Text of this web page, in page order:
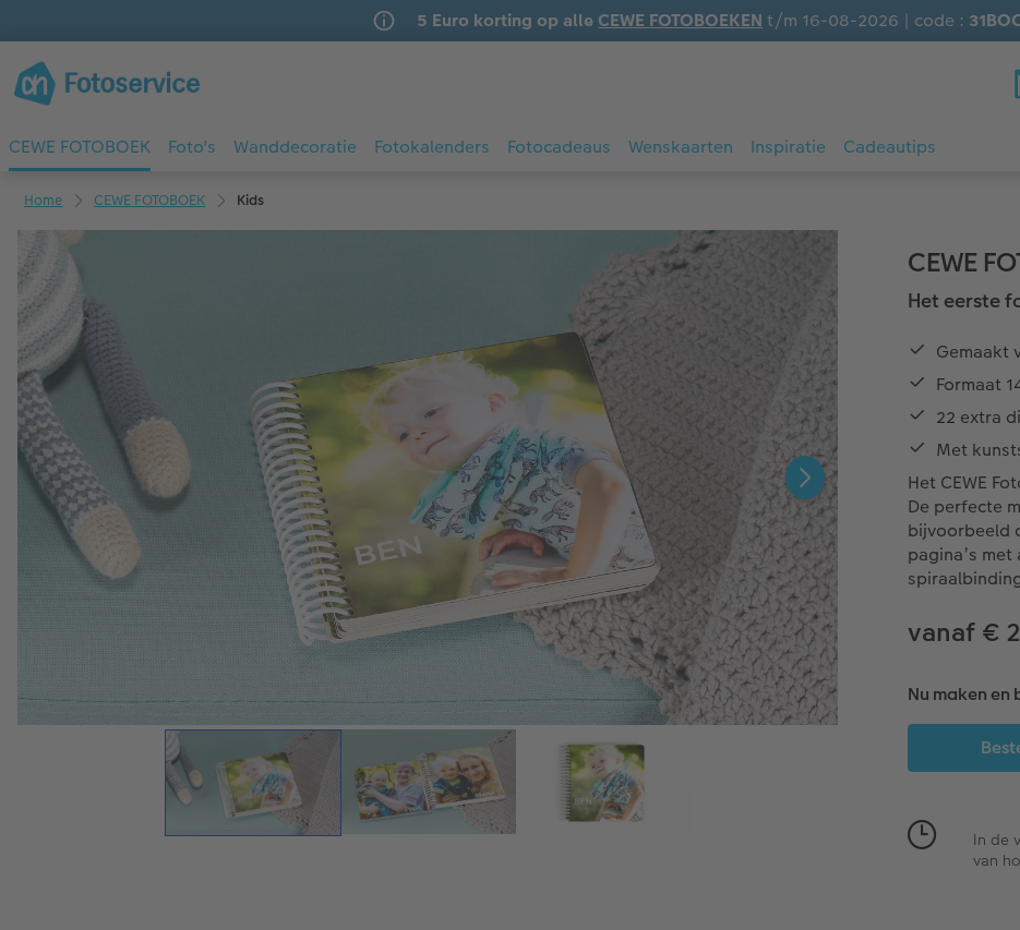
5 Euro korting op alle CEWE FOTOBOEKEN t/m 16-08-2026 | code :
CEWE FOTOBOEK Foto's Wanddecoratie Fotokalenders Fotocadeaus Wenskaarten Inspiratie Cadeautips
Home CEWE FOTOBOEK Kids
CEWE
Het eerste
Gemaakt
Formaat
22 extra
Met
Het CEWE
De perfecte
bijvoorbeeld
pagina’s
vanaf €
Nu maken en
In de
van